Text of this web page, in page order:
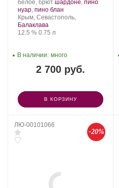
Производитель:
Золотая
Балка.
белое, брют .
Сорт
винограда:
шардоне, пино
нуар, пино блан
Регион:
Крым, Севастополь,
Балаклава
Крепость
12.5 %. Объем
0.75 л
2 700 руб.
В наличии: много
В КОРЗИНУ
ЛЮ-00101066
-20%